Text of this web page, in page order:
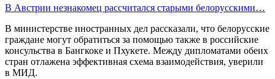
В Австрии незнакомец рассчитался старыми белорусскими…
В министерстве иностранных дел рассказали, что белорусские
граждане могут обратиться за помощью также в российские
консульства в Бангкоке и Пхукете. Между дипломатами обеих
стран отлажена эффективная схема взаимодействия, уверили
в МИД.